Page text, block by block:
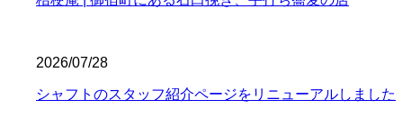
2026/07/28
シャフトのスタッフ紹介ページをリニューアルしました